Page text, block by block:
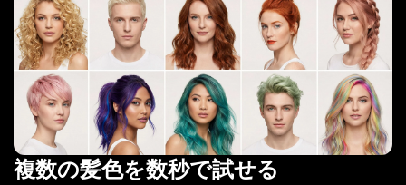
複数の髪色を数秒で試せる